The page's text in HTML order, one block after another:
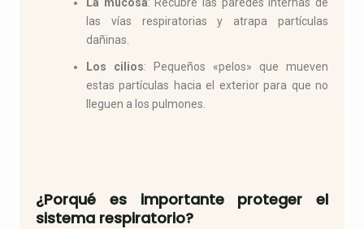
las vías respiratorias y atrapa partículas
dañinas.
Los cilios: Pequeños «pelos» que mueven
estas partículas hacia el exterior para que no
lleguen a los pulmones.
¿Porqué es importante proteger el
sistema respiratorio?